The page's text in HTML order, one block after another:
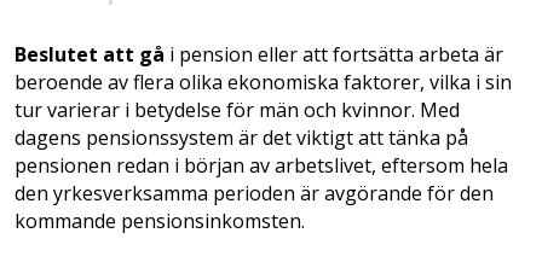
Beslutet att gå i pension eller att fortsätta arbeta är
beroende av flera olika ekonomiska faktorer, vilka i sin
tur varierar i betydelse för män och kvinnor. Med
dagens pensionssystem är det viktigt att tänka på
pensionen redan i början av arbetslivet, eftersom hela
den yrkesverksamma perioden är avgörande för den
kommande pensionsinkomsten.